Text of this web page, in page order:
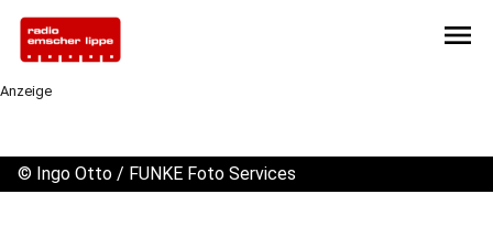
menu
Anzeige
© Ingo Otto / FUNKE Foto Services